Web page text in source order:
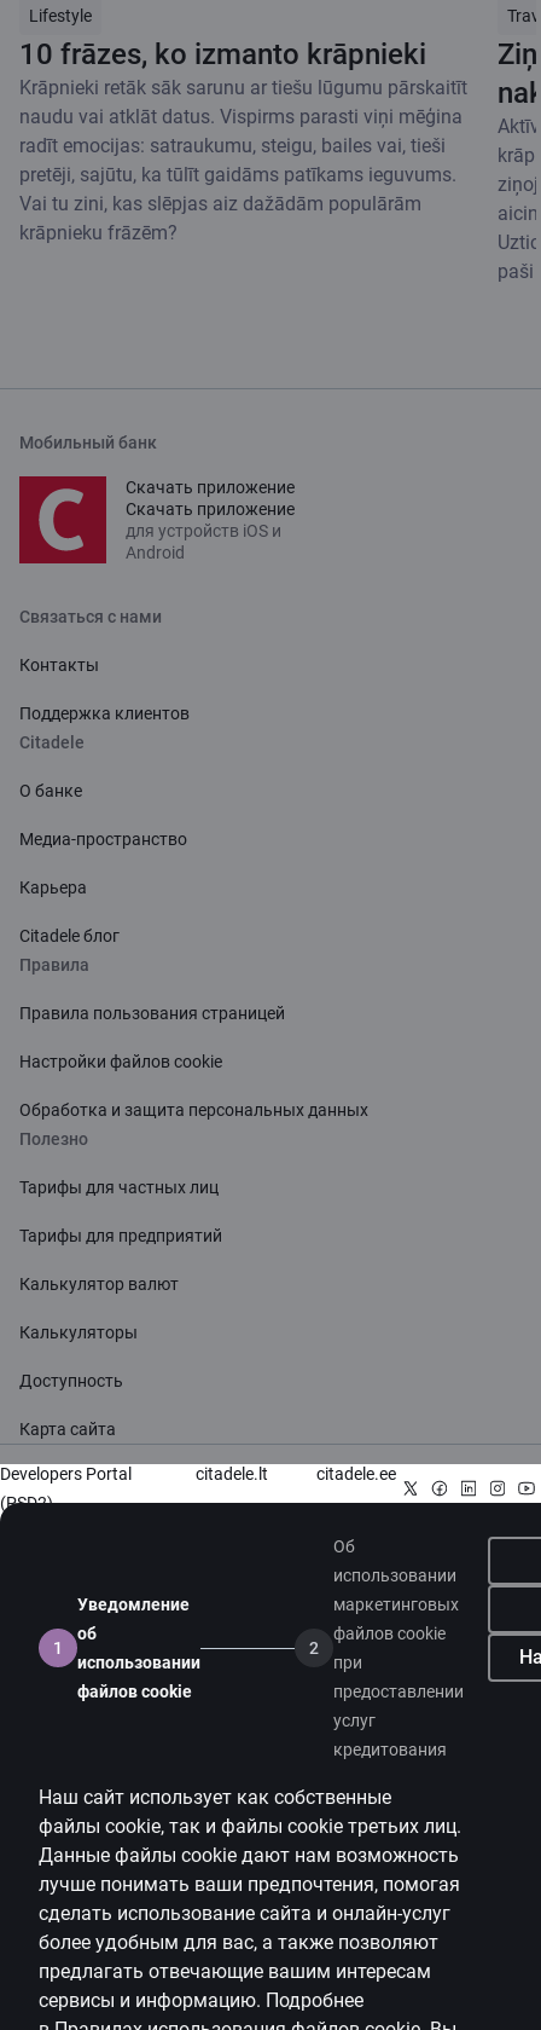
1
Уведомление
об
использовании
файлов cookie
2
Об
использовании
маркетинговых
файлов cookie
при
предоставлении
услуг
кредитования
Наш сайт использует как собственные
файлы cookie, так и файлы cookie третьих лиц.
Данные файлы cookie дают нам возможность
лучше понимать ваши предпочтения, помогая
сделать использование сайта и онлайн-услуг
более удобным для вас, а также позволяют
предлагать отвечающие вашим интересам
сервисы и информацию. Подробнее
Lifestyle
10 frāzes, ko izmanto krāpnieki
Krāpnieki retāk sāk sarunu ar tiešu lūgumu pārskaitīt
naudu vai atklāt datus. Vispirms parasti viņi mēģina
radīt emocijas: satraukumu, steigu, bailes vai, tieši
pretēji, sajūtu, ka tūlīt gaidāms patīkams ieguvums.
Vai tu zini, kas slēpjas aiz dažādām populārām
krāpnieku frāzēm?
paši
Мобильный банк
Скачать приложение
Скачать приложение
для устройств iOS и
Android
Связаться с нами
Контакты
Поддержка клиентов
Citadele
О банке
Медиа-пространство
Карьера
Citadele блог
Правила
Правила пользования страницей
Настройки файлов cookie
Обработка и защита персональных данных
Полезно
Тарифы для частных лиц
Тарифы для предприятий
Калькулятор валют
Калькуляторы
Доступность
Карта сайта
Developers Portal
(PSD2)
citadele.lt citadele.ee